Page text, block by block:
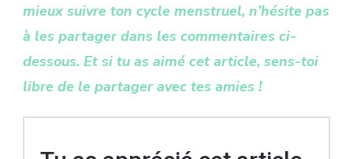
mieux suivre ton cycle menstruel, n’hésite pas
à les partager dans les commentaires ci-
dessous. Et si tu as aimé cet article, sens-toi
libre de le partager avec tes amies !